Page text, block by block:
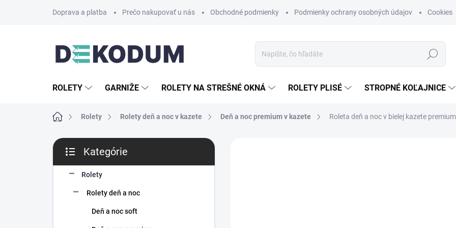
Doprava a platba Prečo nakupovať u nás Obchodné podmienky Podmienky ochrany osobných údajov Cookies
Hľadať
ROLETY GARNIŽE ROLETY NA STREŠNÉ OKNÁ ROLETY PLISÉ STROPNÉ KOĽAJNICE
DomovRolety Rolety deň a noc v kazete Deň a noc premium v kazete Roleta deň a noc v bielej kazete
B
č
kategórie
Kategórie
Rolety
Rolety deň a noc
Deň a noc soft